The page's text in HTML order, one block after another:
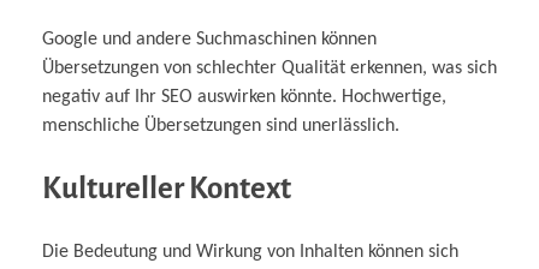
Google und andere Suchmaschinen können
Übersetzungen von schlechter Qualität erkennen, was sich
negativ auf Ihr SEO auswirken könnte. Hochwertige,
menschliche Übersetzungen sind unerlässlich.
Kultureller Kontext
Die Bedeutung und Wirkung von Inhalten können sich